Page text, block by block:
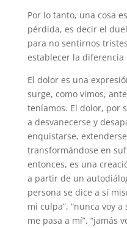
Por lo tanto, una cosa
pérdida, es decir el
para no sentirnos
establecer la
El dolor es una
surge, como vimos,
teníamos. El dolor, por
a desvanecerse y
enquistarse,
transformándose en
entonces, es una
a partir de un
persona se dice a sí
mi culpa”, “nunca voy
me pasa a mí”, “jamás